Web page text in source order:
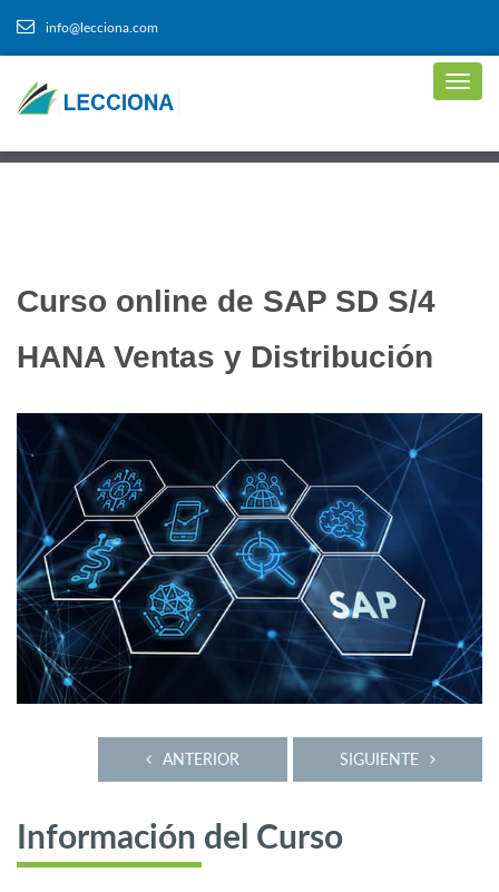
info@lecciona.com
Curso online de SAP SD S/4
HANA Ventas y Distribución
SIGUIENTE
ANTERIOR
Información del Curso